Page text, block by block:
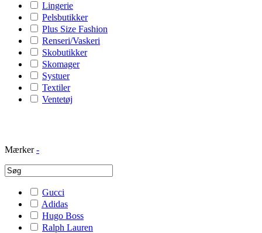
Lingerie
Pelsbutikker
Plus Size Fashion
Renseri/Vaskeri
Skobutikker
Skomager
Systuer
Textiler
Ventetøj
Mærker -
Gucci
Adidas
Hugo Boss
Ralph Lauren